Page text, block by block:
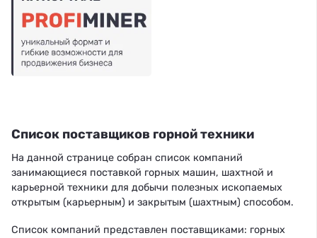
Список поставщиков горной техники
На данной странице собран список компаний
занимающиеся поставкой горных машин, шахтной и
карьерной техники для добычи полезных ископаемых
открытым (карьерным) и закрытым (шахтным) способом.
Список компаний представлен поставщиками: горных